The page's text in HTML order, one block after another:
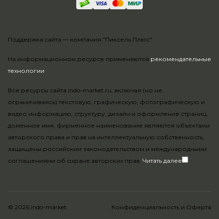
На информационном ресурсе применяются рекомендательные
технологии.
Все ресурсы сайта indo-market.ru, включая (но не
ограничиваясь) текстовую, графическую, фотографическую и
видео информацию, структуру, дизайн и оформление страниц,
доменное имя, фирменное наименование являются объектами
авторского права и прав на интеллектуальную собственность,
защищены российским законодательством и международными
соглашениями об охране авторских прав. Читать далее
Поддержка сайта — компания "Пиксель Плюс"
© 2026 indo-market Конфиденциальность и Оферта